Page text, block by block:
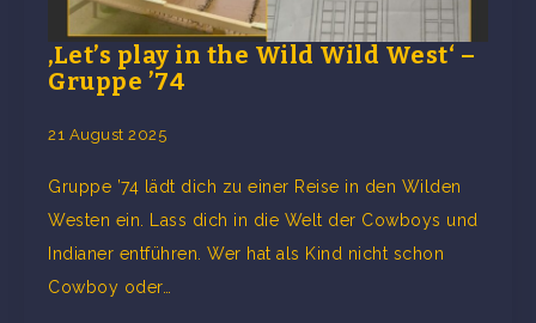
‚Let’s play in the Wild Wild West‘ –
Gruppe ’74
21 August 2025
Gruppe ’74 lädt dich zu einer Reise in den Wilden
Westen ein. Lass dich in die Welt der Cowboys und
Indianer entführen. Wer hat als Kind nicht schon
Cowboy oder…